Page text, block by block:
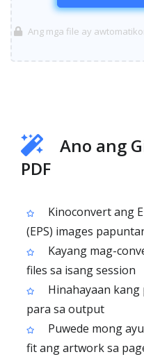
Ang mga file ay
Ano ang
PDF
Kinoconvert ang
(EPS) images
Kayang mag-
files sa isang session
Hinahayaan kang
para sa output
Puwede mong
fit ang artwork sa